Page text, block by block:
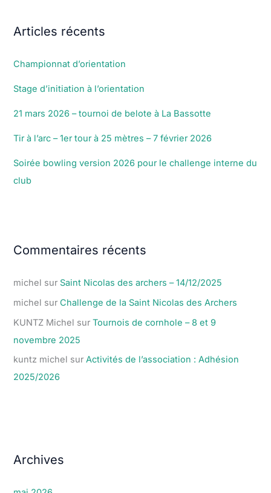
Articles récents
Championnat d’orientation
Stage d’initiation à l’orientation
21 mars 2026 – tournoi de belote à La Bassotte
Tir à l’arc – 1er tour à 25 mètres – 7 février 2026
Soirée bowling version 2026 pour le challenge interne du
club
Commentaires récents
michel sur Saint Nicolas des archers – 14/12/2025
michel sur Challenge de la Saint Nicolas des Archers
KUNTZ Michel surTournois de cornhole – 8 et 9
novembre 2025
kuntz michel surActivités de l’association : Adhésion
2025/2026
Archives